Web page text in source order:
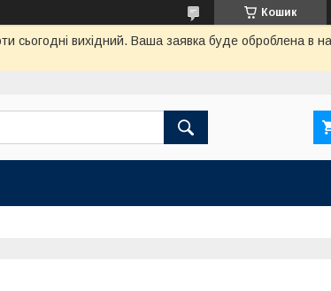
Кошик
сьогодні вихідний. Ваша заявка буде оброблена в